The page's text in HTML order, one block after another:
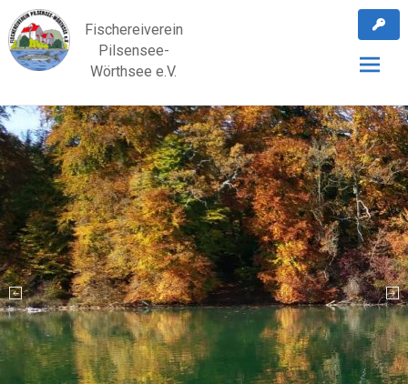
Skip
to
content
Fischereiverein
Pilsensee-
Wörthsee e.V.